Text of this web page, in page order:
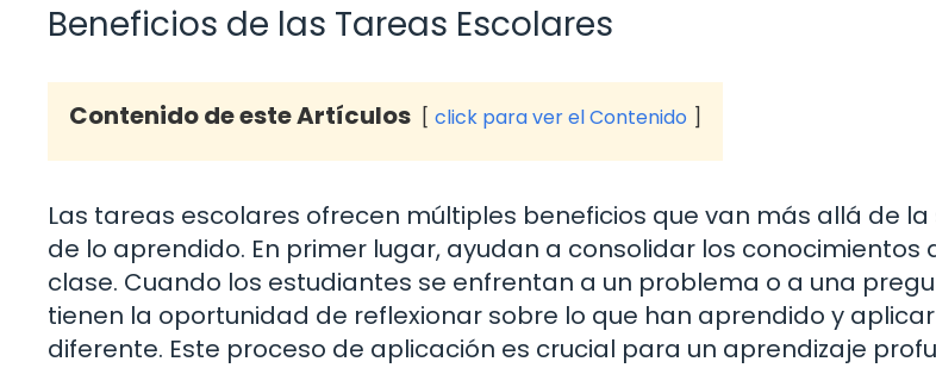
Beneficios de las Tareas Escolares
Contenido de este Artículos click para ver el Contenido
Las tareas escolares ofrecen múltiples beneficios que van más allá de
de lo aprendido. En primer lugar, ayudan a consolidar los conocimientos
clase. Cuando los estudiantes se enfrentan a un problema o a una
tienen la oportunidad de reflexionar sobre lo que han aprendido y
diferente. Este proceso de aplicación es crucial para un aprendizaje